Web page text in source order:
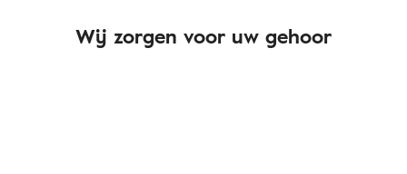
Wij zorgen voor uw gehoor